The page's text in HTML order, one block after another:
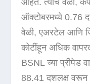
आहेत. त्याच वेळी,
ऑक्टोबरमध्ये 0.76
वेळी, एअरटेल आणि
कोटींहून अधिक
BSNL च्या प्रीपेड
88.41 दशलक्ष